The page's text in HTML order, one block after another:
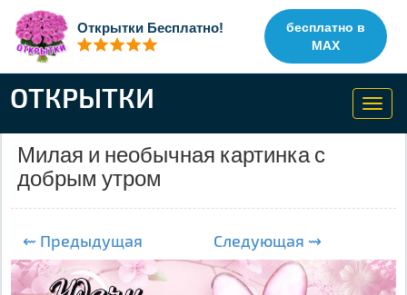
Открытки Бесплатно!
бесплатно в
MAX
ОТКРЫТКИ
Милая и необычная картинка с
добрым утром
⇜ Предыдущая Следующая ⇝